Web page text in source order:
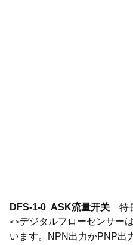
DFS-1-0 ASK流量开关 特
< >デジタルフローセンサー
います。
NPN出力かPNP出